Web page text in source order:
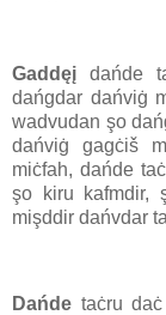
Gaddęį dańde
dańgdar dańviġ
wadvudan şo
dańviġ gagċiš
miċfah, dańde
şo kiru kafmdir,
mişddir dańvdar
Dańde taċru